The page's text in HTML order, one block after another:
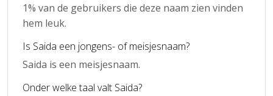
1% van de gebruikers die deze naam zien vinden
hem leuk.
Is Saida een jongens- of meisjesnaam?
Saida is een meisjesnaam.
Onder welke taal valt Saida?